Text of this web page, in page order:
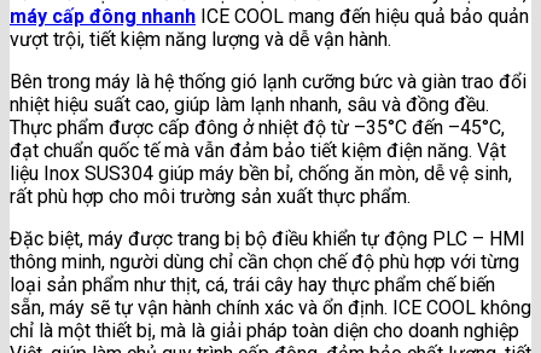
máy cấp đông nhanh ICE COOL mang đến hiệu quả bảo quản
vượt trội, tiết kiệm năng lượng và dễ vận hành.
Bên trong máy là hệ thống gió lạnh cưỡng bức và giàn trao đổi
nhiệt hiệu suất cao, giúp làm lạnh nhanh, sâu và đồng đều.
Thực phẩm được cấp đông ở nhiệt độ từ –35°C đến –45°C,
đạt chuẩn quốc tế mà vẫn đảm bảo tiết kiệm điện năng. Vật
liệu Inox SUS304 giúp máy bền bỉ, chống ăn mòn, dễ vệ sinh,
rất phù hợp cho môi trường sản xuất thực phẩm.
Đặc biệt, máy được trang bị bộ điều khiển tự động PLC – HMI
thông minh, người dùng chỉ cần chọn chế độ phù hợp với từng
loại sản phẩm như thịt, cá, trái cây hay thực phẩm chế biến
sẵn, máy sẽ tự vận hành chính xác và ổn định. ICE COOL không
chỉ là một thiết bị, mà là giải pháp toàn diện cho doanh nghiệp